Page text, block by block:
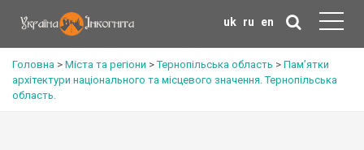
uk ru en
Головна > Міста та регіони >Тернопільська область > Пам’ятки
архітектури національного та місцевого значення. Тернопільська
область.